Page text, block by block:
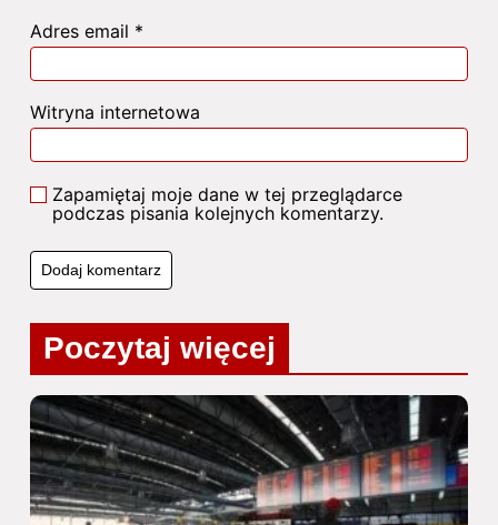
Adres email *
Witryna internetowa
Zapamiętaj moje dane w tej przeglądarce
podczas pisania kolejnych komentarzy.
Poczytaj więcej